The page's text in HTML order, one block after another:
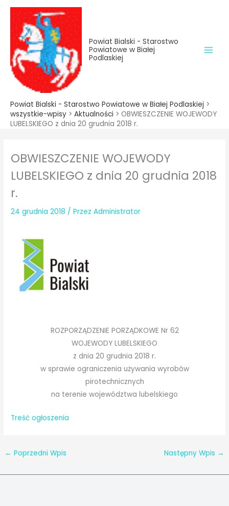
treści
Przejdź
treści
Powiat Bialski - Starostwo
Powiatowe w Białej
Podlaskiej
Powiat Bialski - Starostwo Powiatowe w Białej Podlaskiej >
wszystkie-wpisy > Aktualności > OBWIESZCZENIE WOJEWODY
LUBELSKIEGO z dnia 20 grudnia 2018 r.
OBWIESZCZENIE WOJEWODY
LUBELSKIEGO z dnia 20 grudnia 2018
r.
24 grudnia 2018 / PrzezAdministrator
ROZPORZĄDZENIE PORZĄDKOWE Nr 62
WOJEWODY LUBELSKIEGO
z dnia 20 grudnia 2018 r.
w sprawie ograniczenia używania wyrobów
pirotechnicznych
na terenie województwa lubelskiego
Treść ogłoszenia
← Poprzedni Wpis Następny Wpis →